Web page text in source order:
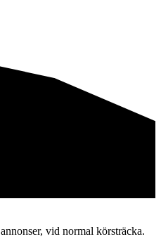
annonser, vid normal körsträcka.